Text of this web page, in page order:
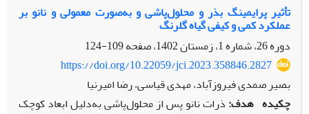
تأثیر پرایمینگ بذر و محلول‌پاشی و به‌صورت معمولی و نانو بر
عملکرد کمی و کیفی گیاه گلرنگ
دوره 26، شماره 1، زمستان 1402، صفحه
109-124
https://doi.org/10.22059/jci.2023.358846.2827
بصیر صمدی فیروزآباد، مهدی قیاسی، رضا امیرنیا
چکیده هدف: ذرات نانو پس از محلول‌پاشی به‌دلیل ابعاد کوچک